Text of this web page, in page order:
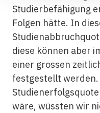
Studierbefähigung
Folgen hätte. In
diese können aber
einer grossen
festgestellt
wäre, wüssten wir